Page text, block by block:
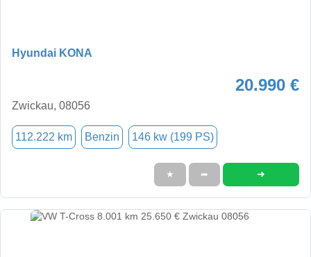
Hyundai KONA
20.990 €
Zwickau, 08056
112.222 km Benzin 146 kw (199 PS)
★ ➦ ➜